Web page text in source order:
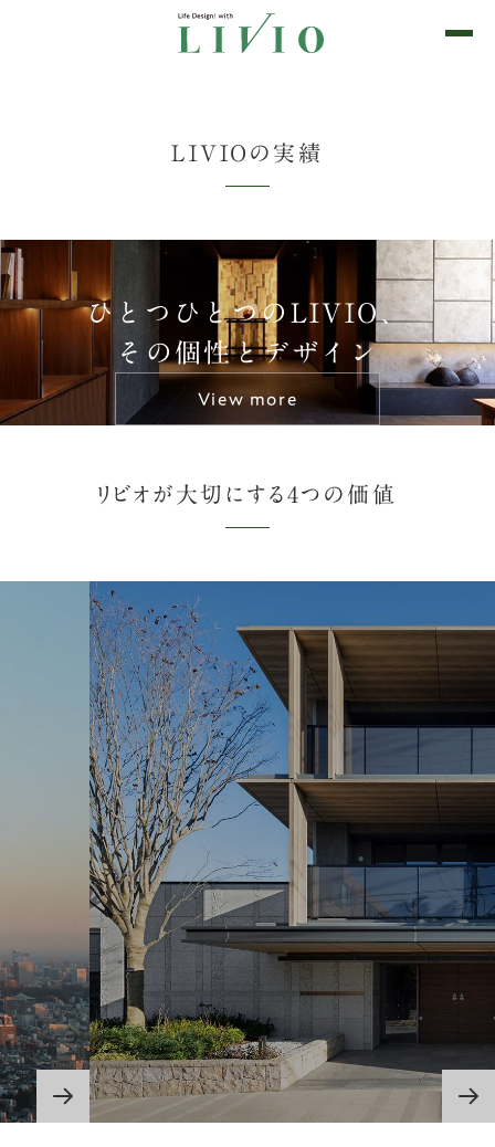
LIVIOの実績
ひとつひとつのLIVIO、
その個性とデザイン
View more
リビオが大切にする4つの価値